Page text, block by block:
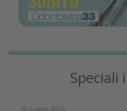
Speciali
20 Luglio 2026